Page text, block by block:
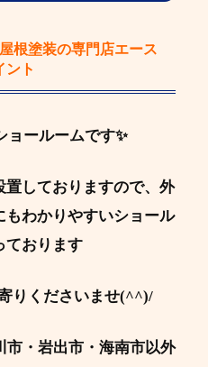
根塗装の専門店エース
ント
ョールームです✨
しておりますので、外
わかりやすいショール
ております
りくださいませ(^^)/
・岩出市・海南市以外